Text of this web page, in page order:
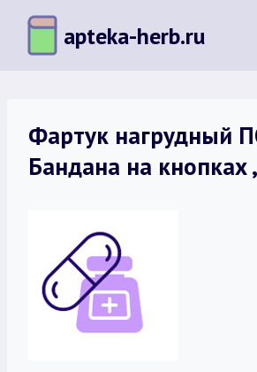
Перейти
содержимому
apteka-herb.ru
Фартук нагрудный
Бандана на кнопках